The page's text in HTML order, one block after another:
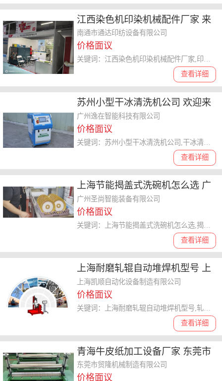
江西染色机印染机械配件厂家 来
电咨询 南通市通达印纺设备供应
南通市通达印纺设备有限公司
价格面议
查看详细
关键词：江西染色机印染机械配件厂家,印染机械配件
苏州小型干冰清洗机公司 欢迎来
电 广州逸在智能科技供应
广州逸在智能科技有限公司
价格面议
查看详细
上海节能揭盖式洗碗机怎么选 广
州圣尚智能装备供应
广州圣尚智能装备有限公司
价格面议
查看详细
上海耐磨轧辊自动堆焊机型号 上
海凯顺自动化设备制造供应
上海凯顺自动化设备制造有限公司
价格面议
查看详细
青海牛皮纸加工设备厂家 东莞市
贸隆机械制造供应
东莞市贸隆机械制造有限公司
价格面议